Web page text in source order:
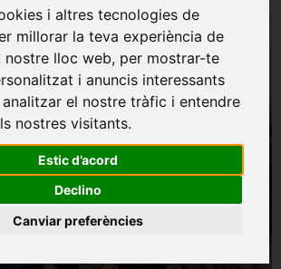
i altres tecnologies de
millorar la teva experiència de
nostre lloc web, per mostrar-te
i anuncis interessants
el nostre tràfic i entendre
nostres visitants.
Estic d’acord
Declino
Canviar preferències